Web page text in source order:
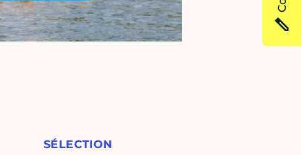
SÉLECTION